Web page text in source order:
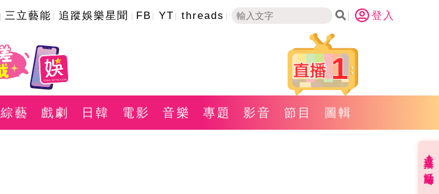
三立藝能 追蹤娛樂星聞 FB YT threads 登入
1
綜藝 戲劇 日韓 電影 音樂 專題 影音 節目 圖輯
直播✦活動